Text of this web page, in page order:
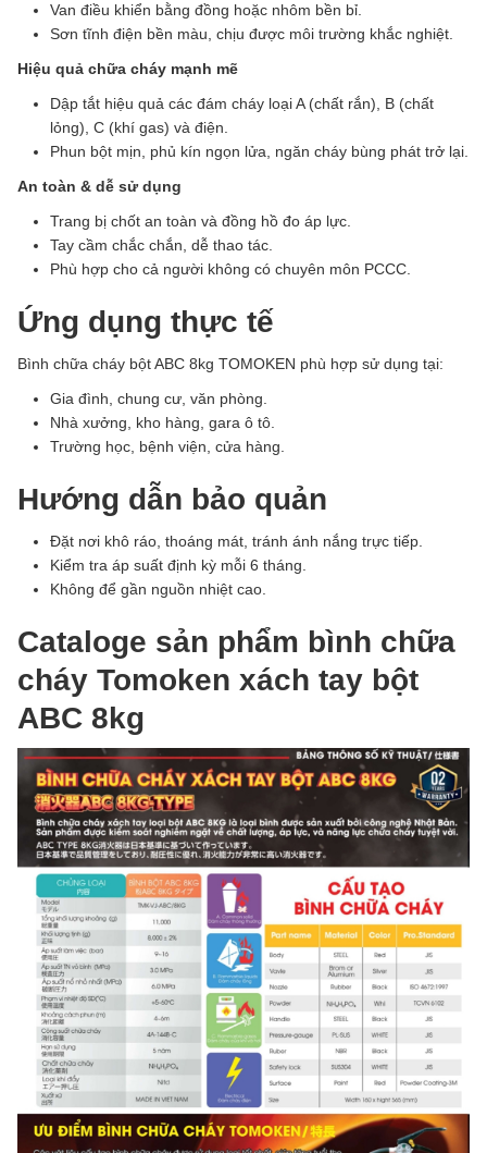
Van điều khiển bằng đồng hoặc nhôm bền bỉ.
Sơn tĩnh điện bền màu, chịu được môi trường khắc nghiệt.
Hiệu quả chữa cháy mạnh mẽ
Dập tắt hiệu quả các đám cháy loại A (chất rắn), B (chất
lỏng), C (khí gas) và điện.
Phun bột mịn, phủ kín ngọn lửa, ngăn cháy bùng phát trở lại.
An toàn & dễ sử dụng
Trang bị chốt an toàn và đồng hồ đo áp lực.
Tay cầm chắc chắn, dễ thao tác.
Phù hợp cho cả người không có chuyên môn PCCC.
Ứng dụng thực tế
Bình chữa cháy bột ABC 8kg TOMOKEN phù hợp sử dụng tại:
Gia đình, chung cư, văn phòng.
Nhà xưởng, kho hàng, gara ô tô.
Trường học, bệnh viện, cửa hàng.
Hướng dẫn bảo quản
Đặt nơi khô ráo, thoáng mát, tránh ánh nắng trực tiếp.
Kiểm tra áp suất định kỳ mỗi 6 tháng.
Không để gần nguồn nhiệt cao.
Cataloge sản phẩm bình chữa
cháy Tomoken xách tay bột
ABC 8kg